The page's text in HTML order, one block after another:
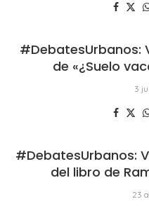
#DebatesUrbanos:
de «¿Suelo
3
#DebatesUrbanos:
del libro de
23